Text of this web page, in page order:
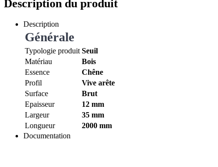
Description du produit
Description
Générale
Typologie produit Seuil
Matériau
Bois
Essence
Chêne
Profil
Vive arête
Surface
Brut
Epaisseur
12 mm
Largeur
35 mm
Longueur
2000 mm
Documentation